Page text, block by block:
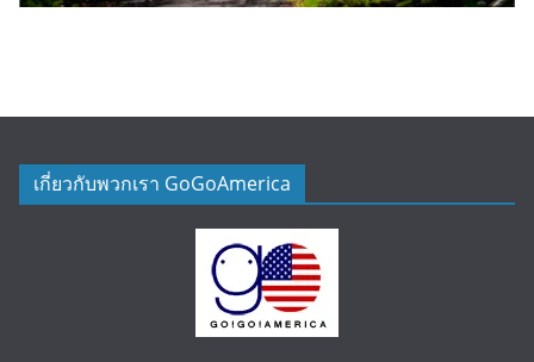
เกี่ยวกับพวกเรา GoGoAmerica